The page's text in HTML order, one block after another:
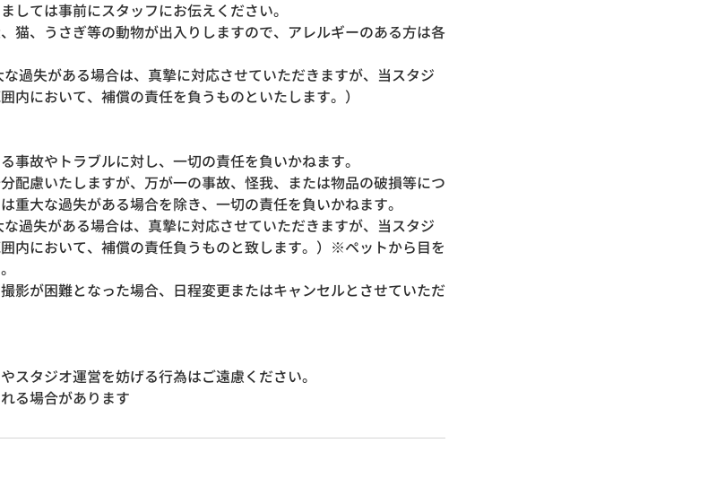
しては事前にスタッフにお伝えください。
猫、うさぎ等の動物が出入りしますので、アレルギーのある方は各
な過失がある場合は、真摯に対応させていただきますが、当スタジ
内において、補償の責任を負うものといたします。）
事故やトラブルに対し、一切の責任を負いかねます。
配慮いたしますが、万が一の事故、怪我、または物品の破損等につ
重大な過失がある場合を除き、一切の責任を負いかねます。
な過失がある場合は、真摯に対応させていただきますが、当スタジ
内において、補償の責任負うものと致します。）※ペットから目を
影が困難となった場合、日程変更またはキャンセルとさせていただ
スタジオ運営を妨げる行為はご遠慮ください。
る場合があります